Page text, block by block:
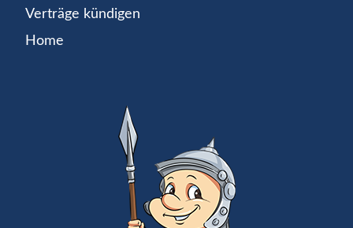
Verträge kündigen
Home